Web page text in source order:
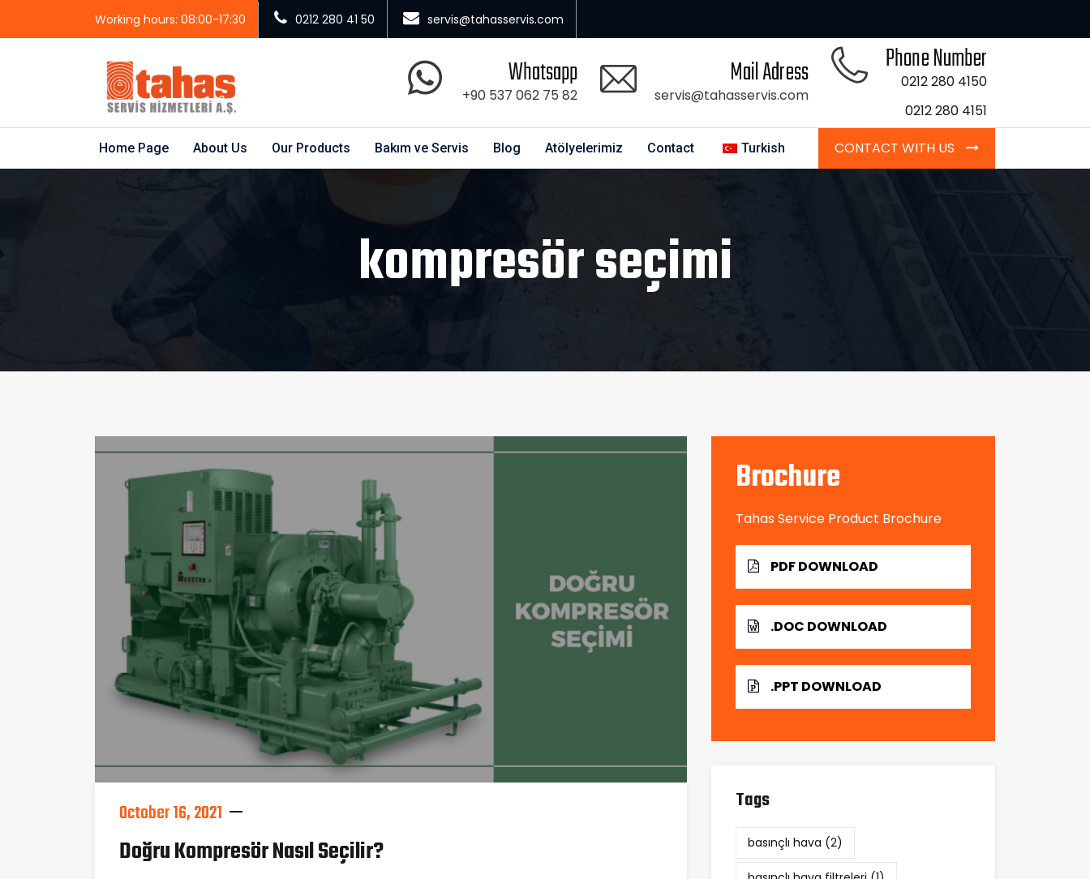
Working hours: 08:00-17:30 0212 280 41 50 servis@tahasservis.com
Whatsapp
+90 537 062 75 82
Mail Adress
servis@tahasservis.com
Phone Number
0212 280 4150
0212 280 4151
Home Page About Us Our Products Bakım ve Servis Blog Atölyelerimiz Contact Turkish CONTACT WITH US
kompresör seçimi
October 16, 2021
Doğru Kompresör Nasıl Seçilir?
Brochure
Tahas Service Product Brochure
PDF DOWNLOAD
.DOC DOWNLOAD
.PPT DOWNLOAD
Tags
basınçlı hava (2)